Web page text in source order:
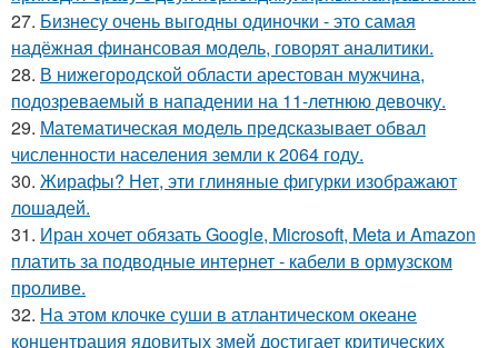
27. Бизнесу очень выгодны одиночки - это самая
надёжная финансовая модель, говорят аналитики.
28. В нижегородской области арестован мужчина,
подозреваемый в нападении на 11-летнюю девочку.
29. Математическая модель предсказывает обвал
численности населения земли к 2064 году.
30. Жирафы? Нет, эти глиняные фигурки изображают
лошадей.
31. Иран хочет обязать Google, Microsoft, Meta и Amazon
платить за подводные интернет - кабели в ормузском
проливе.
32. На этом клочке суши в атлантическом океане
концентрация ядовитых змей достигает критических